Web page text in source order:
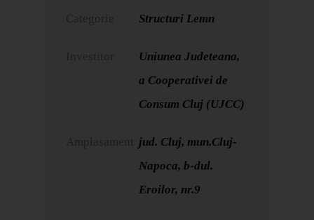
Structuri Lemn
Uniunea Judeteana,
a Cooperativei de
Consum Cluj (UJCC)
jud. Cluj, mun.Cluj-
Napoca, b-dul.
Eroilor, nr.9